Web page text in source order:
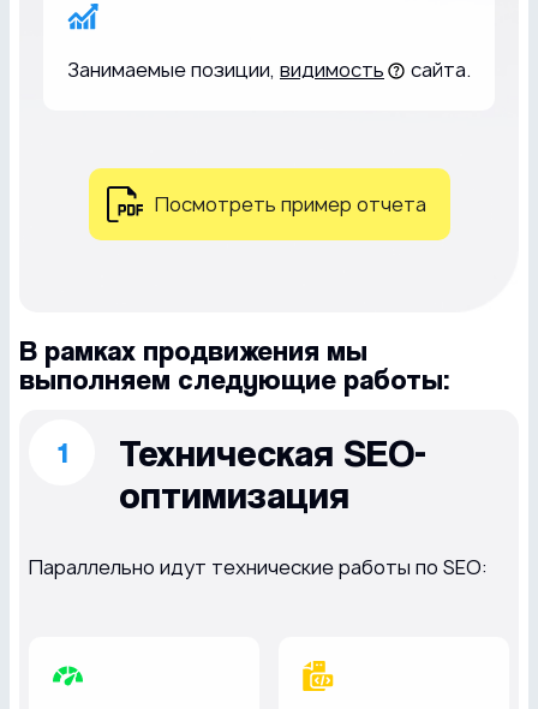
Занимаемые позиции, видимость сайта.
Посмотреть пример отчета
В рамках продвижения мы
выполняем следующие работы:
Техническая SEO-
оптимизация
Параллельно идут технические работы по SEO: